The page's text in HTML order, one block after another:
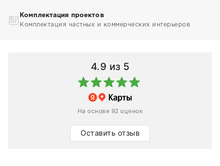
Комплектация проектов
Комплектация частных и коммерческих интерьеров
4.9 из 5
На основе 92 оценок
Оставить отзыв